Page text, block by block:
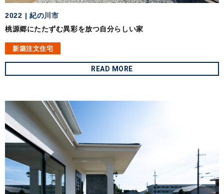
2022
紀の川市
桃源郷にたたずむ異彩を放つ自分らしい家
新築注文住宅
READ MORE